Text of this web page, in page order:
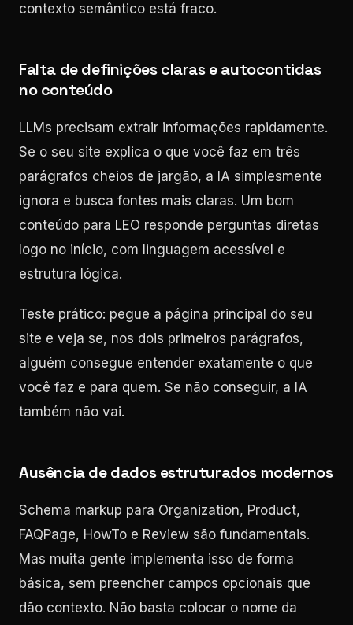
contexto semântico está fraco.
Falta de definições claras e autocontidas
no conteúdo
LLMs precisam extrair informações rapidamente.
Se o seu site explica o que você faz em três
parágrafos cheios de jargão, a IA simplesmente
ignora e busca fontes mais claras. Um bom
conteúdo para LEO responde perguntas diretas
logo no início, com linguagem acessível e
estrutura lógica.
Teste prático: pegue a página principal do seu
site e veja se, nos dois primeiros parágrafos,
alguém consegue entender exatamente o que
você faz e para quem. Se não conseguir, a IA
também não vai.
Ausência de dados estruturados modernos
Schema markup para Organization, Product,
FAQPage, HowTo e Review são fundamentais.
Mas muita gente implementa isso de forma
básica, sem preencher campos opcionais que
dão contexto. Não basta colocar o nome da